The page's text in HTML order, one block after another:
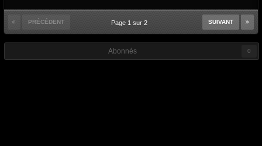
2012
PRÉCÉDENT SUIVANT
Page 1 sur 2
Abonnés 0